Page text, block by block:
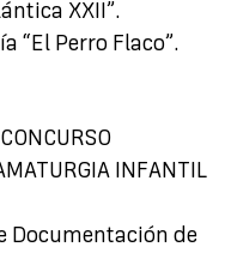
XXII”.
“El Perro Flaco”.
INFANTIL
Documentación de